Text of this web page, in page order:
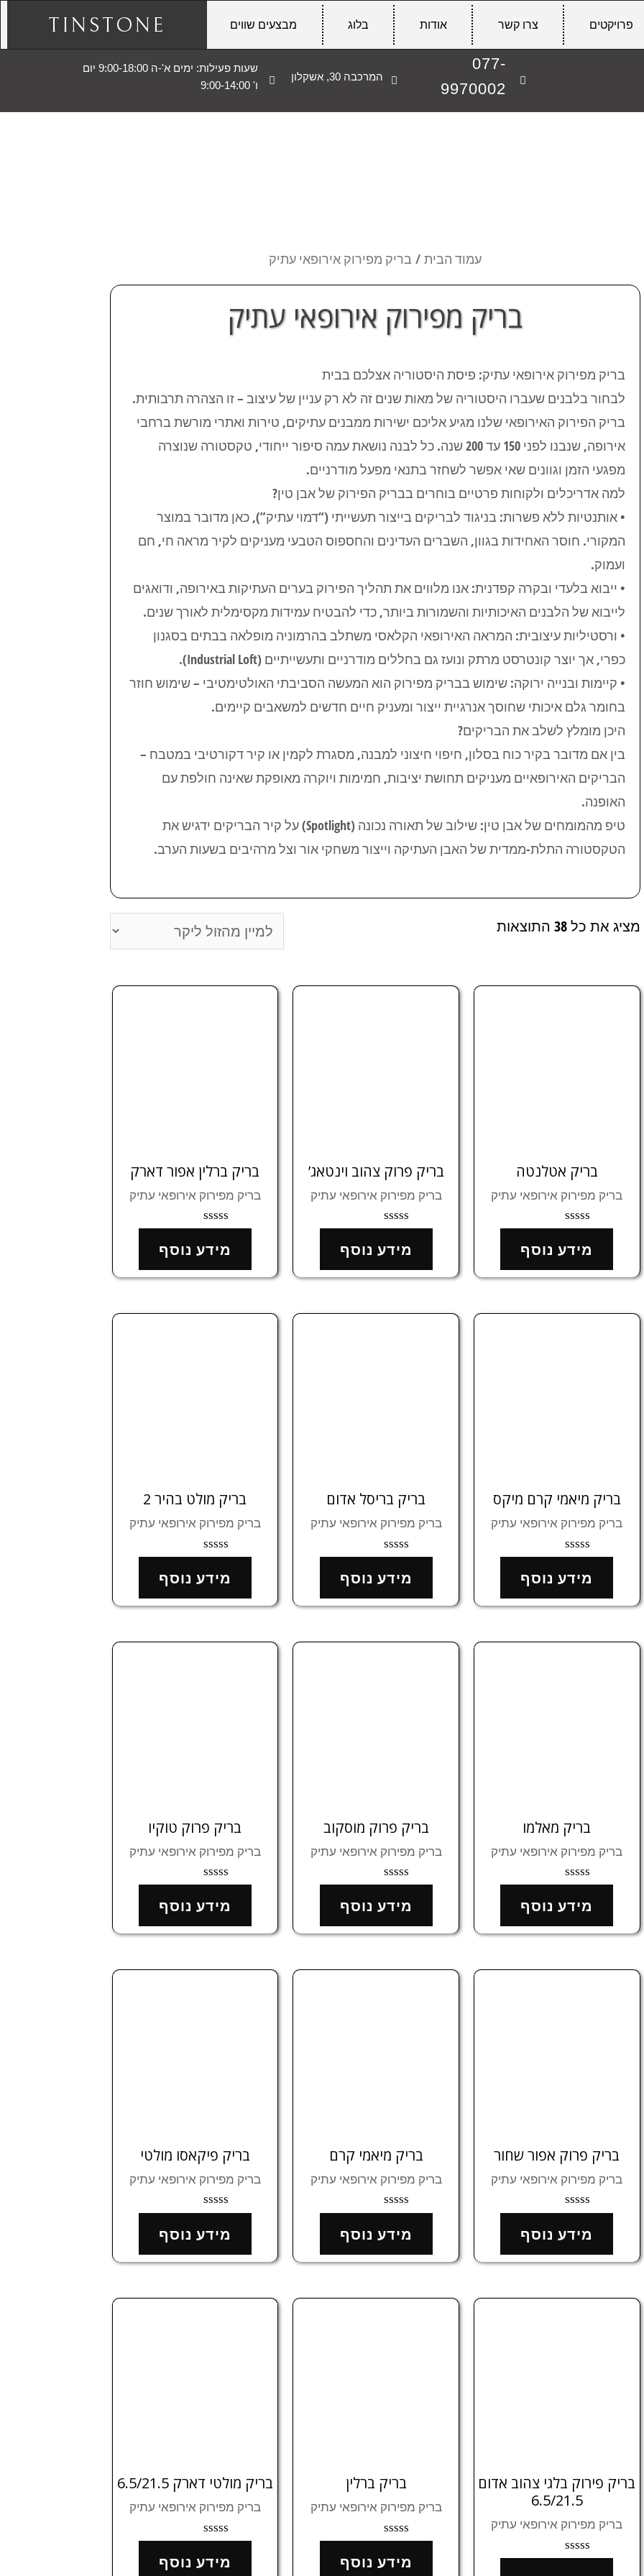
פרויקטים צרו קשר אודות בלוג מבצעים שווים TINSTONE
077-
9970002
המרכבה 30, אשקלון
שעות פעילות: ימים א'-ה 9:00-18:00 יום
ו' 9:00-14:00
עמוד הבית/ בריק מפירוק אירופאי עתיק
בריק מפירוק אירופאי עתיק
בריק מפירוק אירופאי עתיק: פיסת היסטוריה אצלכם בבית
לבחור בלבנים שעברו היסטוריה של מאות שנים זה לא רק עניין של עיצוב – זו הצהרה תרבותית.
בריק הפירוק האירופאי שלנו מגיע אליכם ישירות ממבנים עתיקים, טירות ואתרי מורשת ברחבי
אירופה, שנבנו לפני 150 עד 200 שנה. כל לבנה נושאת עמה סיפור ייחודי, טקסטורה שנוצרה
מפגעי הזמן וגוונים שאי אפשר לשחזר בתנאי מפעל מודרניים.
למה אדריכלים ולקוחות פרטיים בוחרים בבריק הפירוק של אבן טין?
• אותנטיות ללא פשרות: בניגוד לבריקים בייצור תעשייתי (“דמוי עתיק”), כאן מדובר במוצר
המקורי. חוסר האחידות בגוון, השברים העדינים והחספוס הטבעי מעניקים לקיר מראה חי, חם
ועמוק.
• ייבוא בלעדי ובקרה קפדנית: אנו מלווים את תהליך הפירוק בערים העתיקות באירופה, ודואגים
לייבוא של הלבנים האיכותיות והשמורות ביותר, כדי להבטיח עמידות מקסימלית לאורך שנים.
• ורסטיליות עיצובית: המראה האירופאי הקלאסי משתלב בהרמוניה מופלאה בבתים בסגנון
כפרי, אך יוצר קונטרסט מרתק ונועז גם בחללים מודרניים ותעשייתיים (Industrial Loft).
• קיימות ובנייה ירוקה: שימוש בבריק מפירוק הוא המעשה הסביבתי האולטימטיבי – שימוש חוזר
בחומר גלם איכותי שחוסך אנרגיית ייצור ומעניק חיים חדשים למשאבים קיימים.
היכן מומלץ לשלב את הבריקים?
בין אם מדובר בקיר כוח בסלון, חיפוי חיצוני למבנה, מסגרת לקמין או קיר דקורטיבי במטבח –
הבריקים האירופאיים מעניקים תחושת יציבות, חמימות ויוקרה מאופקת שאינה חולפת עם
האופנה.
טיפ מהמומחים של אבן טין: שילוב של תאורה נכונה (Spotlight) על קיר הבריקים ידגיש את
הטקסטורה התלת-ממדית של האבן העתיקה וייצור משחקי אור וצל מרהיבים בשעות הערב.
מציג את כל 38 התוצאות
בריק אטלנטה
בריק מפירוק אירופאי עתיק
0
מתוך
5
מידע נוסף
בריק פרוק צהוב וינטאג’
בריק מפירוק אירופאי עתיק
0
מתוך
5
מידע נוסף
בריק ברלין אפור דארק
בריק מפירוק אירופאי עתיק
0
מתוך
5
מידע נוסף
בריק מיאמי קרם מיקס
בריק מפירוק אירופאי עתיק
0
מתוך
5
מידע נוסף
בריק בריסל אדום
בריק מפירוק אירופאי עתיק
0
מתוך
5
מידע נוסף
בריק מולט בהיר 2
בריק מפירוק אירופאי עתיק
0
מתוך
5
מידע נוסף
בריק מאלמו
בריק מפירוק אירופאי עתיק
0
מתוך
5
מידע נוסף
בריק פרוק מוסקוב
בריק מפירוק אירופאי עתיק
0
מתוך
5
מידע נוסף
בריק פרוק טוקיו
בריק מפירוק אירופאי עתיק
0
מתוך
5
מידע נוסף
בריק פרוק אפור שחור
בריק מפירוק אירופאי עתיק
דורג
0
מתוך
5
מידע נוסף
בריק מיאמי קרם
בריק מפירוק אירופאי עתיק
דורג
0
מתוך
5
מידע נוסף
בריק פיקאסו מולטי
בריק מפירוק אירופאי עתיק
דורג
0
מתוך
5
מידע נוסף
בריק פירוק בלגי צהוב אדום
6.5/21.5
בריק מפירוק אירופאי עתיק
בריק ברלין
בריק מפירוק אירופאי עתיק
0
מתוך
מידע נוסף
בריק מולטי דארק 6.5/21.5
בריק מפירוק אירופאי עתיק
0
מתוך
מידע נוסף